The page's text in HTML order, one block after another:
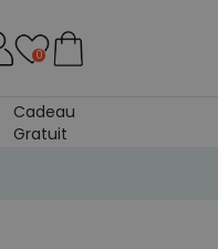
0
Cadeau
Gratuit